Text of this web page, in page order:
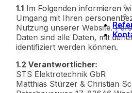
1.1 Im Folgenden informieren
Umgang mit Ihren
Nutzung unserer Website.
Daten sind alle Daten, mit
identifiziert werden können.
1.2 Verantwortlicher:
STS Elektrotechnik GbR
Matthias Stürzer & Christian